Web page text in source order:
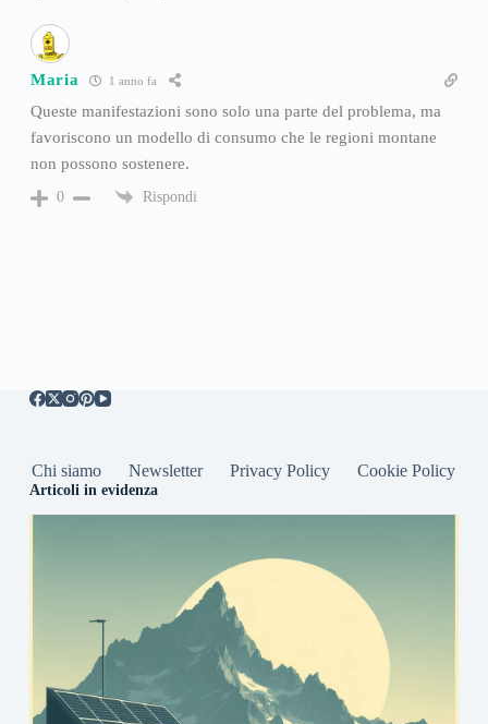
Maria 1 anno fa
Queste manifestazioni sono solo una parte del problema, ma
favoriscono un modello di consumo che le regioni montane
non possono sostenere.
0 Rispondi
Chi siamo Newsletter Privacy Policy Cookie Policy
Articoli in evidenza